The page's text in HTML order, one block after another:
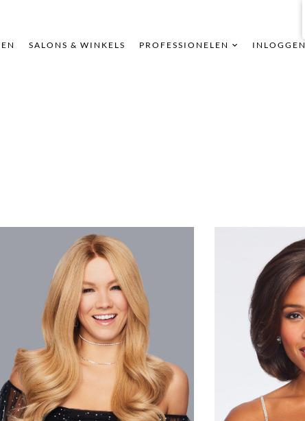
SALONS & WINKELS PROFESSIONELEN INLOGGEN